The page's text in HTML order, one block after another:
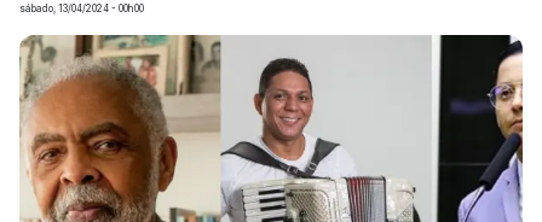
sábado, 13/04/2024 - 00h00